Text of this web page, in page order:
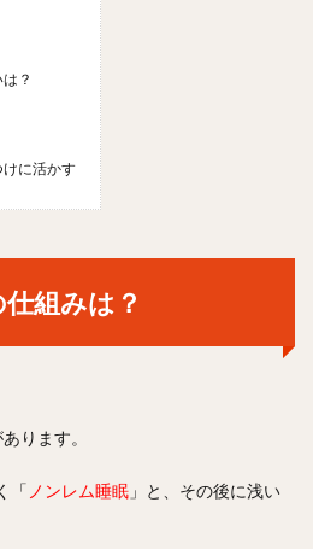
？
に活かす
組みは？
ります。
「 ノンレム睡眠 」と、その後に浅い